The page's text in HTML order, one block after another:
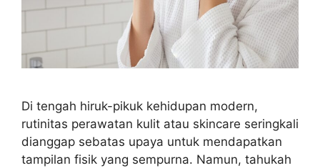
Di tengah hiruk-pikuk kehidupan modern,
rutinitas perawatan kulit atau skincare seringkali
dianggap sebatas upaya untuk mendapatkan
tampilan fisik yang sempurna. Namun, tahukah